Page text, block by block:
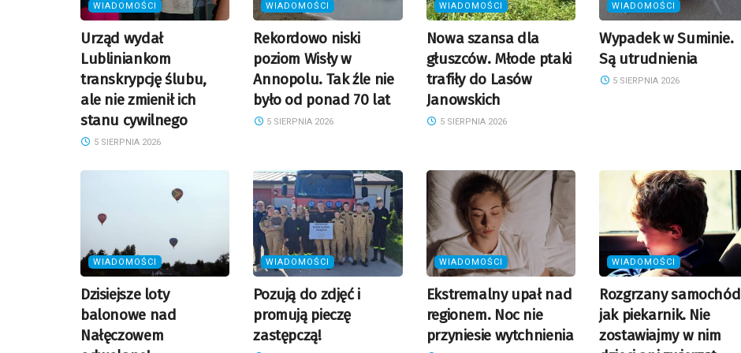
WIADOMOŚCI
Urząd wydał
Lubliniankom
transkrypcję ślubu,
ale nie zmienił ich
stanu cywilnego
5 SIERPNIA 2026
WIADOMOŚCI
Rekordowo niski
poziom Wisły w
Annopolu. Tak źle nie
było od ponad 70 lat
5 SIERPNIA 2026
WIADOMOŚCI
Nowa szansa dla
głuszców. Młode ptaki
trafiły do Lasów
Janowskich
5 SIERPNIA 2026
WIADOMOŚCI
Wypadek w Suminie.
Są utrudnienia
5 SIERPNIA 2026
WIADOMOŚCI
Dzisiejsze loty
balonowe nad
Nałęczowem
WIADOMOŚCI
Pozują do zdjęć i
promują pieczę
zastępczą!
WIADOMOŚCI
Ekstremalny upał nad
regionem. Noc nie
przyniesie wytchnienia
WIADOMOŚCI
Rozgrzany samochód
jak piekarnik. Nie
zostawiajmy w nim